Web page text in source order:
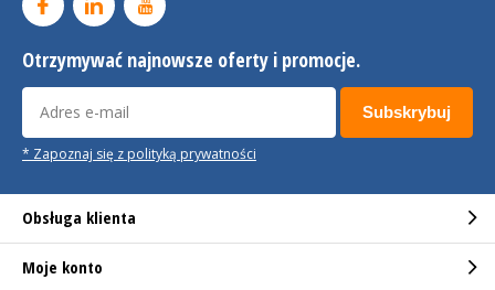
Otrzymywać najnowsze oferty i promocje.
Subskrybuj
* Zapoznaj się z polityką prywatności
Obsługa klienta
Moje konto